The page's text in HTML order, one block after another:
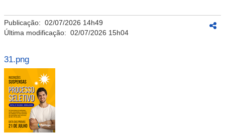
Publicação: 02/07/2026 14h49
Última modificação: 02/07/2026 15h04
31.png